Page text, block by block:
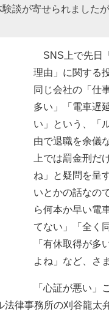
談が寄せられました
SNS上で先日
理由」に関する
同じ会社の「仕
多い」「電車遅
い」という、「
由で退職を余儀
上では罰金刑だ
ね」と疑問を呈
いとかの話なの
ら何本か早い電
てない」「全く
「有休取得が多
よね」など、さ
「心証が悪い」
律事務所の刈谷龍太